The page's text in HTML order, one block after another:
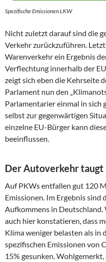
Spezifische Emissionen LKW
Nicht zuletzt darauf sind die
Verkehr zurückzuführen.
Warenverkehr ein Ergebnis
Verflechtung innerhalb der
zeigt sich eben die Kehrseite
Parlament nun den
Parlamentarier einmal in sich
selbst zur gegenwärtigen
einzelne EU-Bürger kann
beeinflussen.
Der Autoverkehr taugt
Auf PKWs entfallen gut 120
Emissionen. Im Ergebnis sind
Aufkommens in Deutschland.
auch hier konstatieren, dass
Klima weniger belasten als in
spezifischen Emissionen von
15% gesunken.